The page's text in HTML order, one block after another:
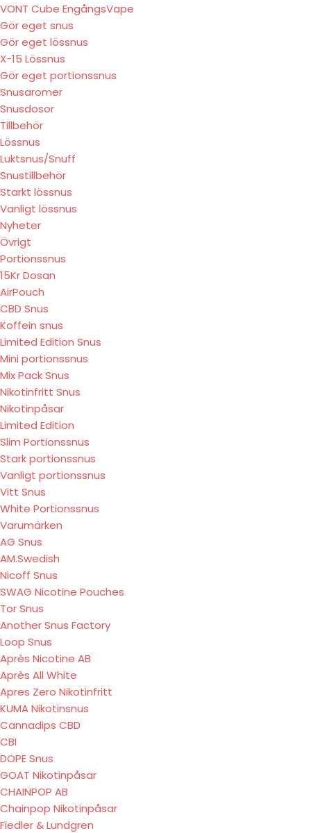
VONT Cube EngångsVape
Gör eget snus
Gör eget lössnus
X-15 Lössnus
Gör eget portionssnus
Snusaromer
Snusdosor
Tillbehör
Lössnus
Luktsnus/Snuff
Snustillbehör
Starkt lössnus
Vanligt lössnus
Nyheter
Övrigt
Portionssnus
15Kr Dosan
AirPouch
CBD Snus
Koffein snus
Limited Edition Snus
Mini portionssnus
Mix Pack Snus
Nikotinfritt Snus
Nikotinpåsar
Limited Edition
Slim Portionssnus
Stark portionssnus
Vanligt portionssnus
Vitt Snus
White Portionssnus
Varumärken
AG Snus
AM.Swedish
Nicoff Snus
SWAG Nicotine Pouches
Tor Snus
Another Snus Factory
Loop Snus
Après Nicotine AB
Après All White
Apres Zero Nikotinfritt
KUMA Nikotinsnus
Cannadips CBD
CBI
DOPE Snus
GOAT Nikotinpåsar
CHAINPOP AB
Chainpop Nikotinpåsar
Fiedler & Lundgren